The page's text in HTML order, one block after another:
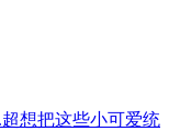
想把这些小可爱统